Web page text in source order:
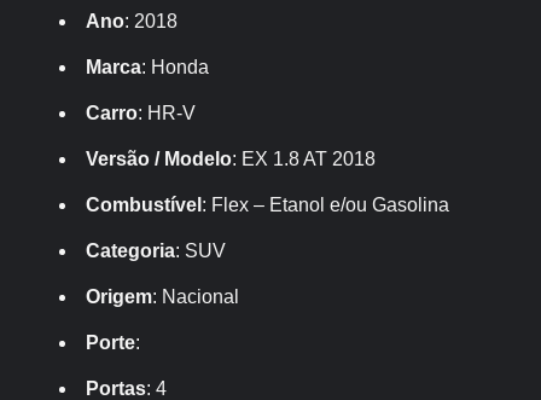
Ano: 2018
Marca: Honda
Carro: HR-V
Versão / Modelo: EX 1.8 AT 2018
Combustível : Flex – Etanol e/ou Gasolina
Categoria: SUV
Origem: Nacional
Porte:
Portas: 4